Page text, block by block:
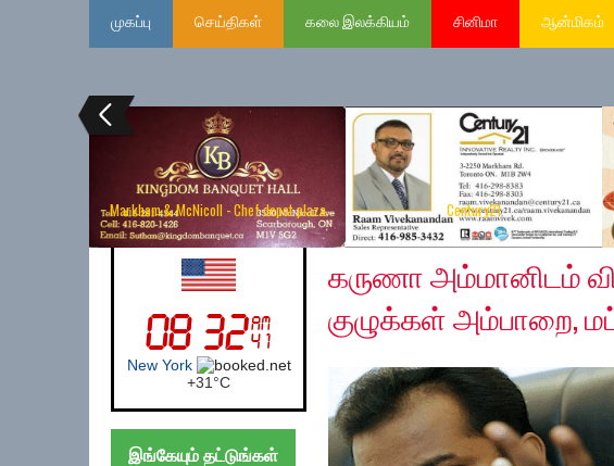
முகப்பு செய்திகள் கலை இலக்கியம் சினிமா ஆன்மிகம்
Markham & McNicoll - Chef depot plaza Century21
UK (London)
London
+27°C
இங்கேயும் தட்டுங்கள்
Wednesday, June 24, 2020
கருணா அம்மானிடம்
குழுக்கள் அம்பாறை,